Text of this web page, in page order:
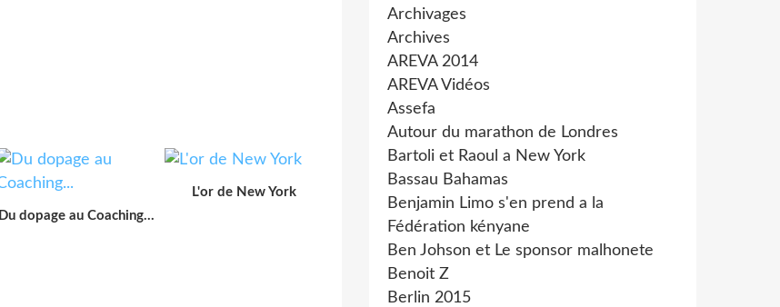
Du dopage au Coaching...
L'or de New York
Archivages
Archives
AREVA 2014
AREVA Vidéos
Assefa
Autour du marathon de Londres
Bartoli et Raoul a New York
Bassau Bahamas
Benjamin Limo s'en prend a la
Fédération kényane
Ben Johson et Le sponsor malhonete
Benoit Z
Berlin 2015